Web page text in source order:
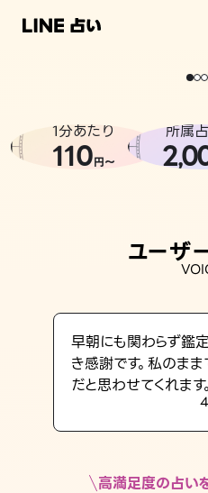
相談事例
LINE占いを開く
※LINEアプリ内のサービスページへ遷移します
ど
。
1分あたり
110円〜
所属
2,
ユーザ
早朝にも関わらず鑑
き感謝です。私のま
だと思わせてくれます。
高満足度の占い